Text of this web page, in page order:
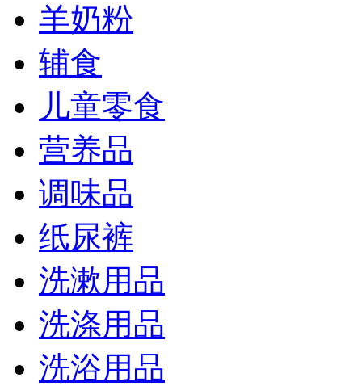
羊奶粉
辅食
儿童零食
营养品
调味品
纸尿裤
洗漱用品
洗涤用品
洗浴用品